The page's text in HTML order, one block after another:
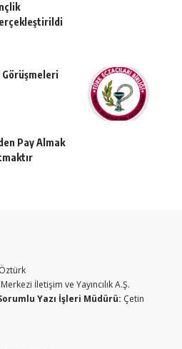
Görüşmeleri
Pay Almak
İletişim ve Yayıncılık A.Ş.
Yazı İşleri Müdürü: Çetin